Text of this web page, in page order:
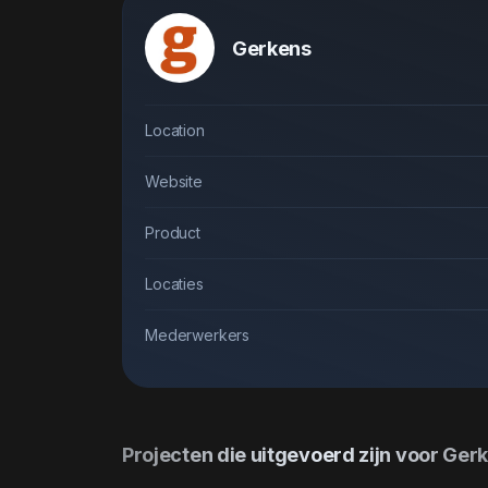
Gerkens
Location
Website
Product
Locaties
Mederwerkers
Projecten die uitgevoerd zijn voor